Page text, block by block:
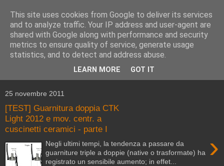
25 novembre 2011
[TEST] Guarnitura doppia CTK
Light 2012 e mov. centr. a
cuscinetti ceramici - parte I
›
Negli ultimi tempi, la tendenza a passare da
guarniture triple a doppie (native o trasformate) ha
registrato un sensibile aumento; in effet...
This site uses cookies from Google to deliver its services
and to analyze traffic. Your IP address and user-agent are
shared with Google along with performance and security
metrics to ensure quality of service, generate usage
statistics, and to detect and address abuse.
LEARN MORE GOT IT